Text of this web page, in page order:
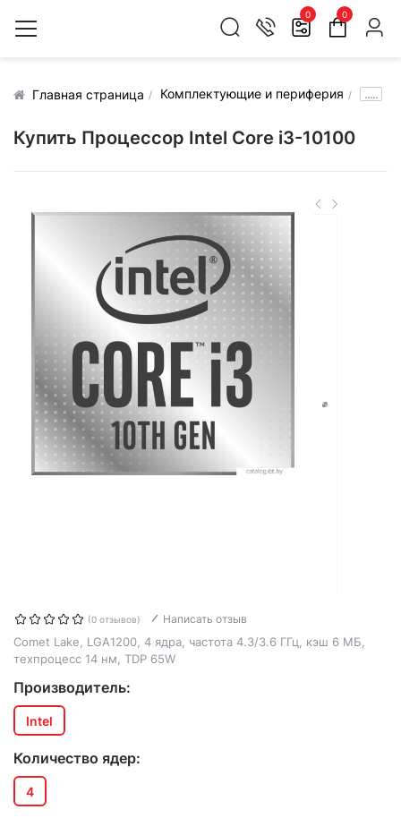
0 0
Главная страница Комплектующие и периферия .....
Купить Процессор Intel Core i3-10100
(0 отзывов) Написать отзыв
Comet Lake, LGA1200, 4 ядра, частота 4.3/3.6 ГГц, кэш 6 МБ,
техпроцесс 14 нм, TDP 65W
Производитель:
Intel
Количество ядер:
4